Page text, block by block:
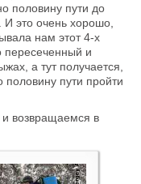
половину пути до
И это очень хорошо,
нам этот 4-х
пересеченный и
а тут получается,
половину пути пройти
возвращаемся в